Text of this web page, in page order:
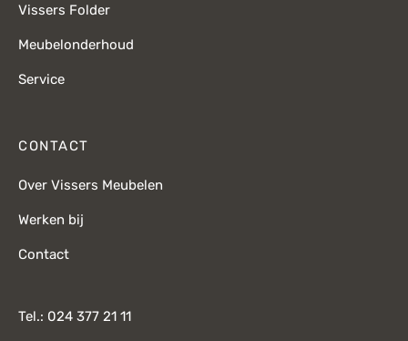
Vissers Folder
Meubelonderhoud
Service
CONTACT
Over Vissers Meubelen
Werken bij
Contact
Tel.: 024 377 21 11